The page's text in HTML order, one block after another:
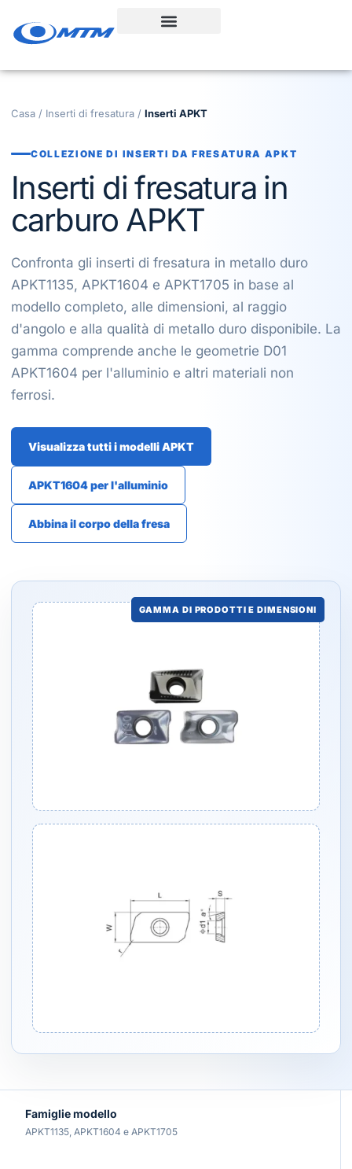
Casa / Inserti di fresatura / Inserti APKT
COLLEZIONE DI INSERTI DA FRESATURA APKT
Inserti di fresatura in
carburo APKT
Confronta gli inserti di fresatura in metallo duro
APKT1135, APKT1604 e APKT1705 in base al
modello completo, alle dimensioni, al raggio
d'angolo e alla qualità di metallo duro disponibile. La
gamma comprende anche le geometrie D01
APKT1604 per l'alluminio e altri materiali non
ferrosi.
Visualizza tutti i modelli APKT
APKT1604 per l'alluminio
Abbina il corpo della fresa
GAMMA DI PRODOTTI E DIMENSIONI
Famiglie modello
APKT1135, APKT1604 e APKT1705